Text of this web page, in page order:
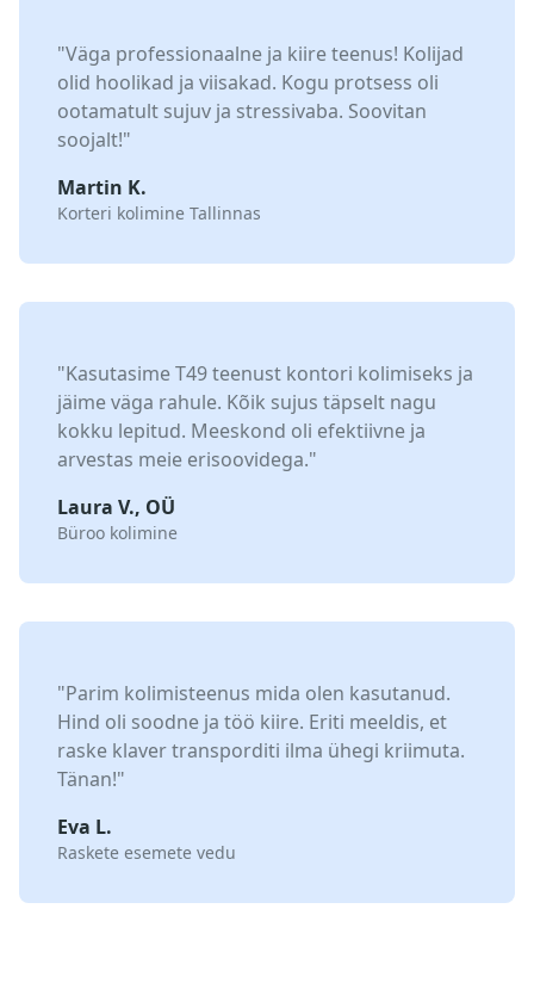
"Väga professionaalne ja kiire teenus! Kolijad
olid hoolikad ja viisakad. Kogu protsess oli
ootamatult sujuv ja stressivaba. Soovitan
soojalt!"
Martin K.
Korteri kolimine Tallinnas
"Kasutasime T49 teenust kontori kolimiseks ja
jäime väga rahule. Kõik sujus täpselt nagu
kokku lepitud. Meeskond oli efektiivne ja
arvestas meie erisoovidega."
Laura V., OÜ
Büroo kolimine
"Parim kolimisteenus mida olen kasutanud.
Hind oli soodne ja töö kiire. Eriti meeldis, et
raske klaver transporditi ilma ühegi kriimuta.
Tänan!"
Eva L.
Raskete esemete vedu